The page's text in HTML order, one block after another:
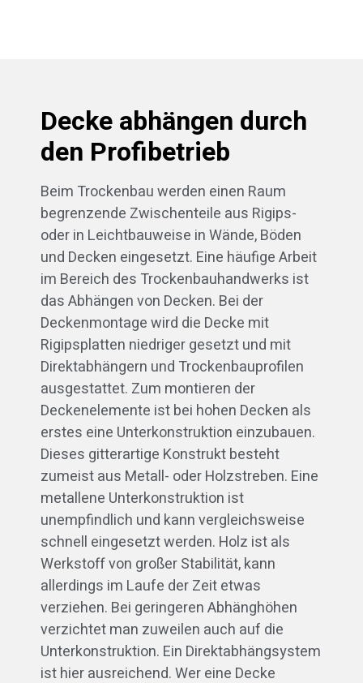
Decke abhängen durch
den Profibetrieb
Beim Trockenbau werden einen Raum
begrenzende Zwischenteile aus Rigips-
oder in Leichtbauweise in Wände, Böden
und Decken eingesetzt. Eine häufige Arbeit
im Bereich des Trockenbauhandwerks ist
das Abhängen von Decken. Bei der
Deckenmontage wird die Decke mit
Rigipsplatten niedriger gesetzt und mit
Direktabhängern und Trockenbauprofilen
ausgestattet. Zum montieren der
Deckenelemente ist bei hohen Decken als
erstes eine Unterkonstruktion einzubauen.
Dieses gitterartige Konstrukt besteht
zumeist aus Metall- oder Holzstreben. Eine
metallene Unterkonstruktion ist
unempfindlich und kann vergleichsweise
schnell eingesetzt werden. Holz ist als
Werkstoff von großer Stabilität, kann
allerdings im Laufe der Zeit etwas
verziehen. Bei geringeren Abhänghöhen
verzichtet man zuweilen auch auf die
Unterkonstruktion. Ein Direktabhängsystem
ist hier ausreichend. Wer eine Decke